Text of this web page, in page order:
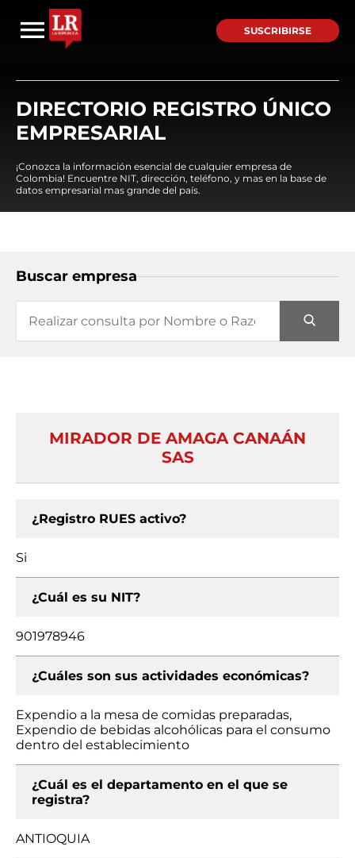
SUSCRIBIRSE
DIRECTORIO REGISTRO ÚNICO
EMPRESARIAL
¡Conozca la información esencial de cualquier empresa de
Colombia! Encuentre NIT, dirección, teléfono, y mas en la base de
datos empresarial mas grande del país.
Buscar empresa
MIRADOR DE AMAGA CANAÁN
SAS
¿Registro RUES activo?
Si
¿Cuál es su NIT?
901978946
¿Cuáles son sus actividades económicas?
Expendio a la mesa de comidas preparadas,
Expendio de bebidas alcohólicas para el consumo
dentro del establecimiento
¿Cuál es el departamento en el que se
registra?
ANTIOQUIA